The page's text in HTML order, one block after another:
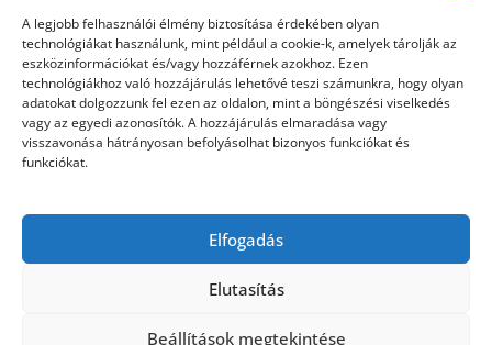
A legjobb felhasználói élmény biztosítása érdekében olyan
technológiákat használunk, mint például a cookie-k, amelyek tárolják az
eszközinformációkat és/vagy hozzáférnek azokhoz. Ezen
technológiákhoz való hozzájárulás lehetővé teszi számunkra, hogy olyan
adatokat dolgozzunk fel ezen az oldalon, mint a böngészési viselkedés
vagy az egyedi azonosítók. A hozzájárulás elmaradása vagy
visszavonása hátrányosan befolyásolhat bizonyos funkciókat és
funkciókat.
Elfogadás
Elutasítás
Beállítások megtekintése
Szolgáltatás
Vásárlás
Webáruházak
gin árak